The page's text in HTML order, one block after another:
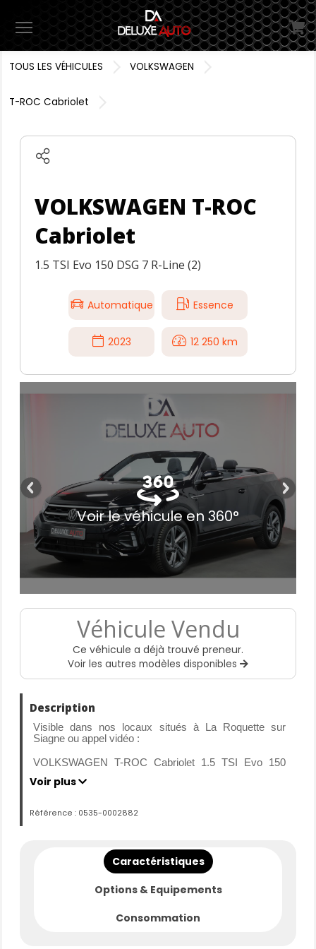
TOUS LES VÉHICULES VOLKSWAGEN
T-ROC Cabriolet
VOLKSWAGEN T-ROC
Cabriolet
1.5 TSI Evo 150 DSG 7 R-Line (2)
Automatique Essence
2023 12 250 km
Voir le véhicule en 360°
Véhicule Vendu
Ce véhicule a déjà trouvé preneur.
Voir les autres modèles disponibles
Description
Visible dans nos locaux situés à La Roquette sur
Siagne ou appel vidéo :
VOLKSWAGEN T-ROC Cabriolet 1.5 TSI Evo 150
DSG 7 R-Line Phase 2
Kilométrage : 12238 km d’origine certifié
Motorisation : ESSENCE
Transmission : Boite Automatique
Puissance : 150 CV
Historique des entretiens vérifiés.
Voir plus
Référence : 0535-0002882
Caractéristiques
Options & Equipements
Consommation